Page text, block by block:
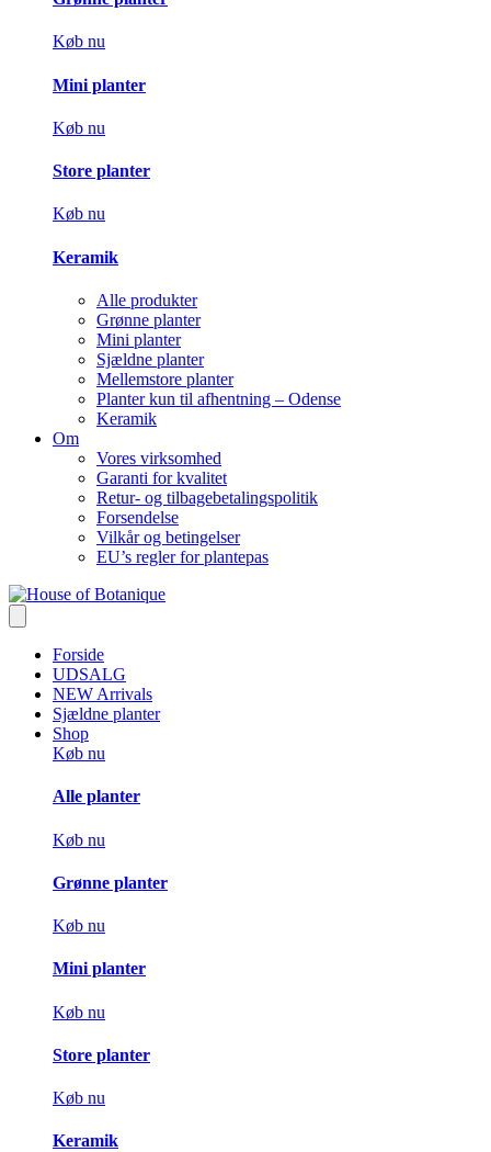
Køb nu
Mini planter
Køb nu
Store planter
Køb nu
Keramik
Alle produkter
Grønne planter
Mini planter
Sjældne planter
Mellemstore planter
Planter kun til afhentning – Odense
Keramik
Om
Vores virksomhed
Garanti for kvalitet
Retur- og tilbagebetalingspolitik
Forsendelse
Vilkår og betingelser
EU’s regler for plantepas
Forside
UDSALG
NEW Arrivals
Sjældne planter
Shop
Køb nu
Alle planter
Køb nu
Grønne planter
Køb nu
Mini planter
Køb nu
Store planter
Køb nu
Keramik